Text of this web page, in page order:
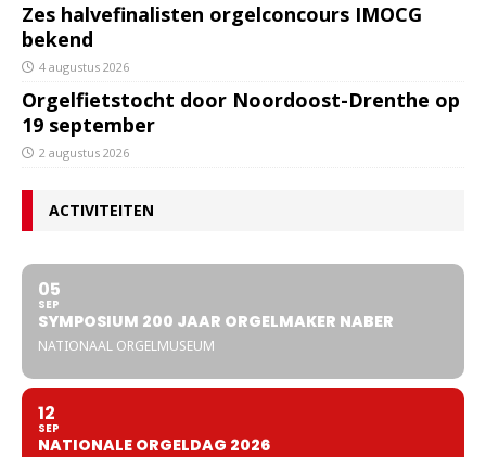
Zes halvefinalisten orgelconcours IMOCG
bekend
4 augustus 2026
Orgelfietstocht door Noordoost-Drenthe op
19 september
2 augustus 2026
ACTIVITEITEN
05
SEP
SYMPOSIUM 200 JAAR ORGELMAKER NABER
NATIONAAL ORGELMUSEUM
12
SEP
NATIONALE ORGELDAG 2026